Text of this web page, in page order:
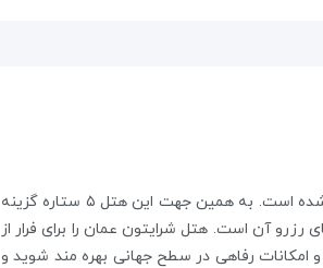
هتل شرایتون عمان یکی از بلندترین ساختمان های شهر مسقط به حساب می آید که در قلب منطقه تجاری و مرکز شهر واقع شده است. به همین جهت این هتل ۵ ستاره گزینه
آن است. هتل شرایتون عمان را برای فرار از
رفاهی در سطح جهانی بهره مند شوید و